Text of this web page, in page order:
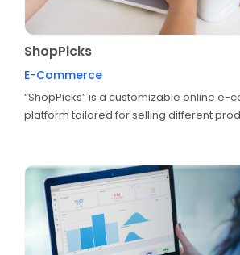
ShopPicks
E-Commerce
“ShopPicks” is a customizable online e-
platform tailored for selling different